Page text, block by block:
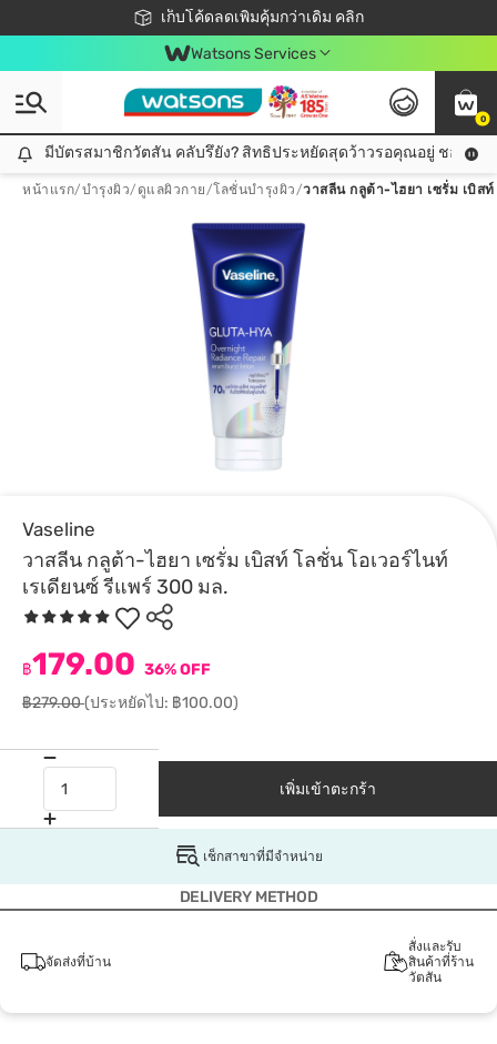
เก็บโค้ดลดเพิ่มคุ้มกว่าเดิม คลิก
ชอปออนไลน์ครั้งแรก ลดเพิ่มจุก ๆ 10%! 🎉
📦ส่งฟรี! เมื่อชอป 499฿
สมาชิกวัตสัน คลับดียังไง?
Watsons Services
0
มีบัตรสมาชิกวัตสัน คลับรึยัง? สิทธิประหยัดสุดว้าวรอคุณอยู่ ชอปคุ้มกว่าเดิม คลิก!
มีบัตรสมาชิกวัตสัน คลับรึยัง? สิทธิประหยัดสุดว้าวรอคุณอยู่ ชอปคุ้มก
หน้าแรก/บำรุงผิว/ ดูแลผิวกาย/โลชั่นบำรุงผิว/วาสลีน กลูต้า-ไฮยา เซรั่ม เบิส
Vaseline
วาสลีน กลูต้า-ไฮยา เซรั่ม เบิสท์ โลชั่น โอเวอร์ไนท์
เรเดียนซ์ รีแพร์ 300 มล.
฿179.00 36% OFF
฿279.00(ประหยัดไป: ฿100.00)
เพิ่มเข้าตะกร้า
เช็กสาขาที่มีจำหน่าย
DELIVERY METHOD
จัดส่งที่บ้าน
สั่งและรับ
สินค้าที่ร้าน
วัตสัน